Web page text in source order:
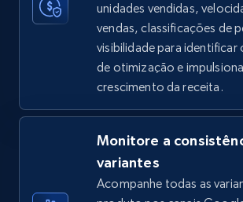
5.4K+ 667+
TikTok Shop - category
URL, Title, Available, Description,
price, Final price, Discount percent,
667+
unidades vendidas,
vendas, classificações de
visibilidade para
de otimização e
crescimento da receita.
Monitore a
variantes
Acompanhe todas as